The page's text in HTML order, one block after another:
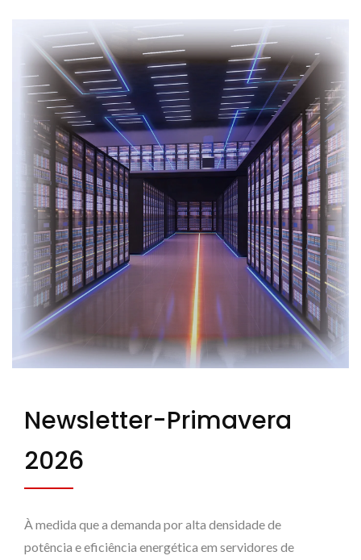
Newsletter-Primavera
2026
À medida que a demanda por alta densidade de
potência e eficiência energética em servidores de